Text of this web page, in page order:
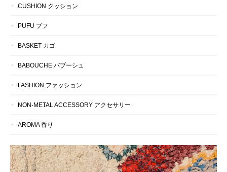
CUSHION クッション
PUFU プフ
BASKET カゴ
BABOUCHE バブーシュ
FASHION ファッション
NON-METAL ACCESSORY アクセサリー
AROMA 香り